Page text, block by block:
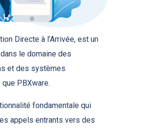
Directe à l’Arrivée, est un
le domaine des
et des systèmes
PBXware.
fondamentale qui
appels entrants vers des